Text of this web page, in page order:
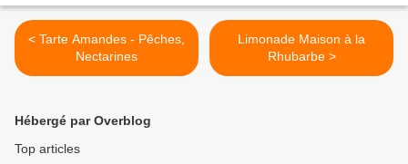
< Tarte Amandes - Pêches,
Nectarines
Limonade Maison à la
Rhubarbe >
Hébergé par Overblog
Top articles